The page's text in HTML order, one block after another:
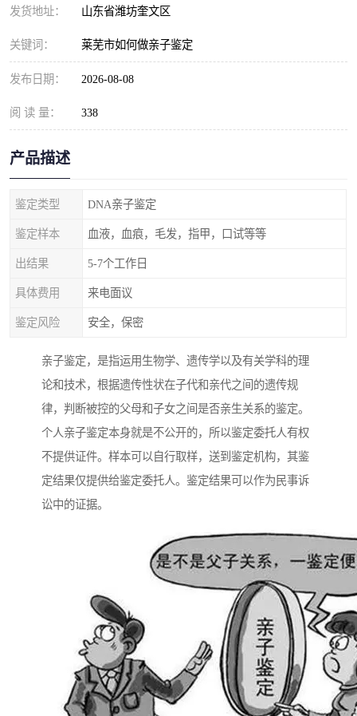
发货地址： 山东省潍坊奎文区
关键词： 莱芜市如何做亲子鉴定
发布日期： 2026-08-08
阅 读 量： 338
产品描述
鉴定类型 DNA亲子鉴定
鉴定样本 血液，血痕，毛发，指甲，口试等等
出结果 5-7个工作日
具体费用 来电面议
鉴定风险 安全，保密
亲子鉴定，是指运用生物学、遗传学以及有关学科的理
论和技术，根据遗传性状在子代和亲代之间的遗传规
律，判断被控的父母和子女之间是否亲生关系的鉴定。
个人亲子鉴定本身就是不公开的，所以鉴定委托人有权
不提供证件。样本可以自行取样，送到鉴定机构，其鉴
定结果仅提供给鉴定委托人。鉴定结果可以作为民事诉
讼中的证据。